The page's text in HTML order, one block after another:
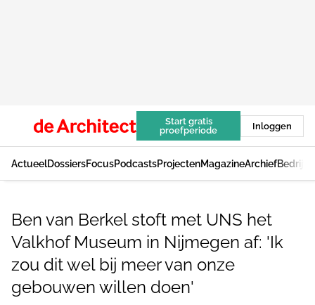
Start gratis
proefperiode
Inloggen
ActueelDossiersFocusPodcastsProjectenMagazineArchief
Ben van Berkel stoft met UNS het
Valkhof Museum in Nijmegen af: 'Ik
zou dit wel bij meer van onze
gebouwen willen doen'